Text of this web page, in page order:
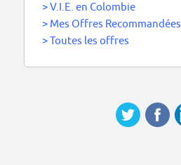
>V.I.E. en Colombie
> Mes Offres Recommandées
>Toutes les offres